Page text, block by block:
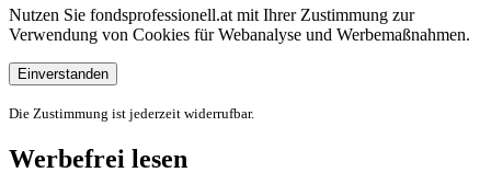
Nutzen Sie fondsprofessionell.at mit Ihrer Zustimmung zur
Verwendung von Cookies für Webanalyse und Werbemaßnahmen.
Einverstanden
Die Zustimmung ist jederzeit widerrufbar.
Werbefrei lesen